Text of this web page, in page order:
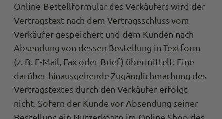
Online-Bestellformular des Verkäufers wird der
Vertragstext nach dem Vertragsschluss vom
Verkäufer gespeichert und dem Kunden nach
Absendung von dessen Bestellung in Textform
(z. B. E-Mail, Fax oder Brief) übermittelt. Eine
darüber hinausgehende Zugänglichmachung des
Vertragstextes durch den Verkäufer erfolgt
nicht. Sofern der Kunde vor Absendung seiner
Bestellung ein Nutzerkonto im Online-Shop des